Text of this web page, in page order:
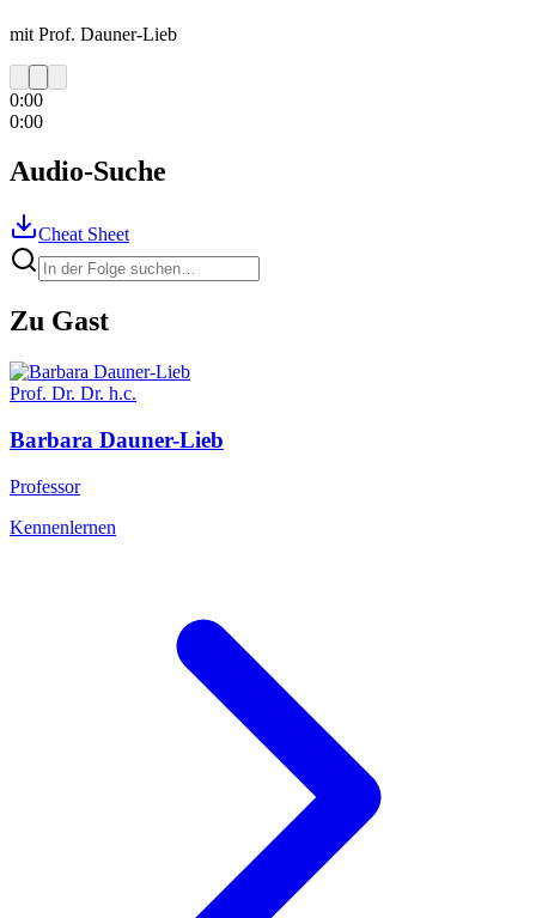
mit Prof. Dauner-Lieb
0:00
0:00
Audio-Suche
Cheat Sheet
Zu Gast
Prof. Dr. Dr. h.c.
Barbara Dauner-Lieb
Professor
Kennenlernen